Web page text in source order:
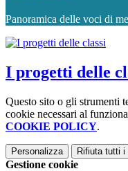
Panoramica delle voci di
I progetti delle
Questo sito o gli strumenti
cookie necessari al
COOKIE POLICY.
Personalizza Rifiuta tutti i
Gestione cookie